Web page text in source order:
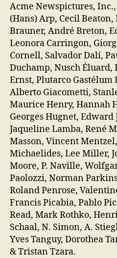
Acme Newspictures,
(Hans) Arp, Cecil
Brauner, André Breton,
Leonora Carringon,
Cornell, Salvador Dalí,
Duchamp, Nusch Éluard,
Ernst, Plutarco Gastélum
Alberto Giacometti,
Maurice Henry, Hannah
Georges Hugnet, Edward
Jaqueline Lamba, René
Masson, Vincent
Michaelides, Lee Miller,
Moore, P. Naville,
Paolozzi, Norman
Roland Penrose,
Francis Picabia, Pablo
Read, Mark Rothko,
Schaal, N. Simon, A.
Yves Tanguy, Dorothea
& Tristan Tzara.